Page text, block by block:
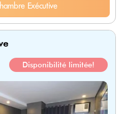
Exécutive
Disponibilité limitée!